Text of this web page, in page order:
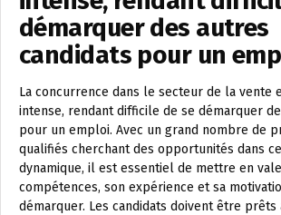
démarquer des autres
candidats pour un
La concurrence dans le secteur de la vente
intense, rendant difficile de se démarquer
pour un emploi. Avec un grand nombre de
qualifiés cherchant des opportunités dans
dynamique, il est essentiel de mettre en
compétences, son expérience et sa
démarquer. Les candidats doivent être